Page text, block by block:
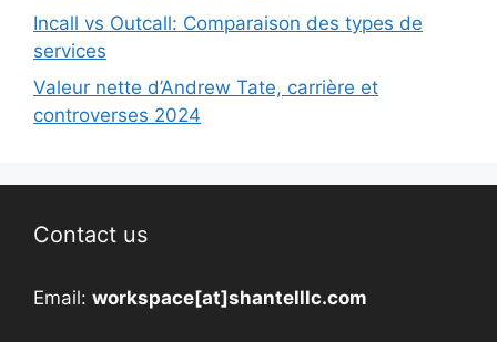
Incall vs Outcall: Comparaison des types de
services
Valeur nette d’Andrew Tate, carrière et
controverses 2024
Contact us
Email: workspace[at]shantelllc.com